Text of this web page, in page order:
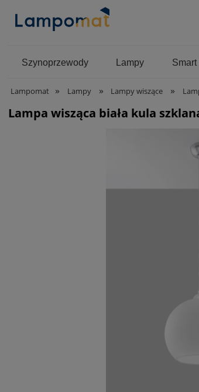
Szynoprzewody Lampy Smart
Lampomat » Lampy » Lampy wiszące »
Lampa wisząca biała kula